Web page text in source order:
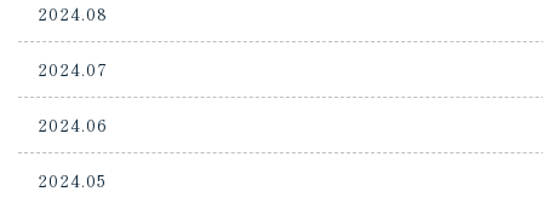
2024.08
2024.07
2024.06
2024.05